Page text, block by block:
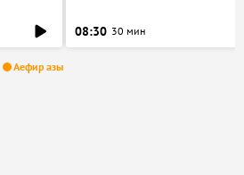
08:30 30 мин
Аефир азы